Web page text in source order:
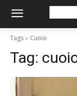
Tags Cuoio
Tag: